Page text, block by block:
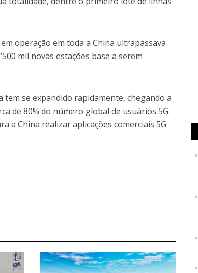
operação em toda a China ultrapassava
mil novas estações base a serem
se expandido rapidamente, chegando a
de 80% do número global de usuários 5G.
a China realizar aplicações comerciais 5G